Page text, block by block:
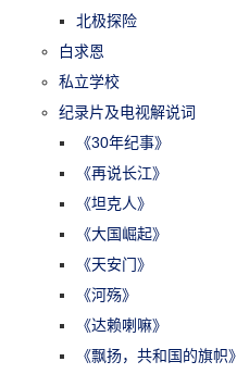
北极探险
白求恩
私立学校
纪录片及电视解说词
《30年纪事》
《再说长江》
《坦克人》
《大国崛起》
《天安门》
《河殇》
《达赖喇嘛》
《飘扬，共和国的旗帜》